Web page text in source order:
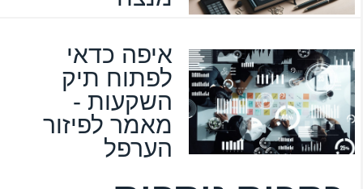
איפה כדאי
לפתוח תיק
השקעות -
מאמר לפיזור
הערפל